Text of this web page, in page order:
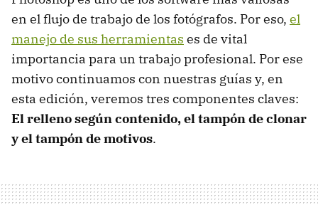
en el flujo de trabajo de los fotógrafos. Por eso, el
manejo de sus herramientas es de vital
importancia para un trabajo profesional. Por ese
motivo continuamos con nuestras guías y, en
esta edición, veremos tres componentes claves:
El relleno según contenido, el tampón de clonar
y el tampón de motivos.